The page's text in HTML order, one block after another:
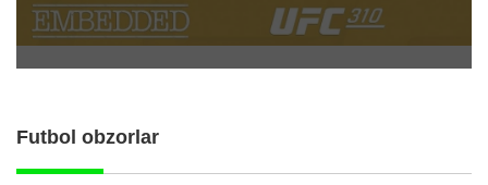
Futbol obzorlar